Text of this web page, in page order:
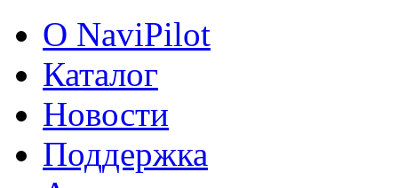
О NaviPilot
Каталог
Новости
Поддержка